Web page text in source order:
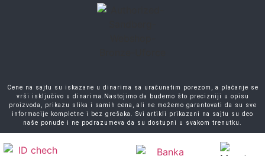
Cene na sajtu su iskazane u dinarima sa uračunatim porezom, a plaćanje se
vrši isključivo u dinarima.Nastojimo da budemo što precizniji u opisu
proizvoda, prikazu slika i samih cena, ali ne možemo garantovati da su sve
informacije kompletne i bez grešaka. Svi artikli prikazani na sajtu su deo
naše ponude i ne podrazumeva da su dostupni u svakom trenutku.